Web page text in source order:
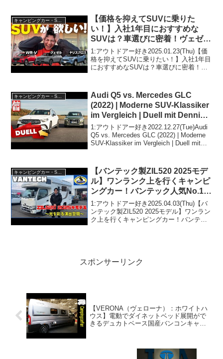
【価格を抑えてSUVに乗りた
い！】入社1年目におすすめな
SUVは？車選びに密着！ヴェゼ
ル/WR-V/ヤリスクロス
1:アウトドアー好き2025.01.23(Thu)【価
格を抑えてSUVに乗りたい！】入社1年目
におすすめなSUVは？車選びに密着！ヴ
ドアー好き2025.01.2...
Audi Q5 vs. Mercedes GLC
(2022) | Moderne SUV-Klassiker
im Vergleich | Duell mit Dennis
Petermann
1:アウトドアー好き2022.12.27(Tue)Audi
Q5 vs. Mercedes GLC (2022) | Moderne
SUV-Klassiker im Vergleich | Duell mit
キャンピングカー・SUV人気車種
【バンテック製ZIL520 2025モデ
ル】ワンランク上を行くキャンピ
ングカー！バンテック人気No.1の
大ヒットモデル！
1:アウトドアー好き2025.04.03(Thu)【バ
ンテック製ZIL520 2025モデル】ワンラン
ク上を行くキャンピングカー！バンテッ
スポンサーリンク
【VERONA（ヴェローナ）：ホワイトハ
ウス】電動でダイネットベッド展開がで
きるデュカトベース国産バンコンキャン